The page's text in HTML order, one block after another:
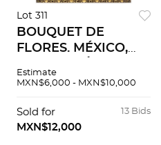
Lot 311
BOUQUET DE
FLORES. MÉXICO,
sobre tela. Firmado
López" 68 x 48 cm.
Estimate
MXN$6,000 - MXN$10,000
13 Bids
Sold for
MXN$12,000